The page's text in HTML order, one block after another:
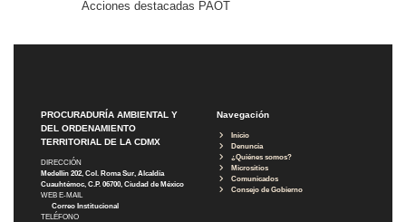
Acciones destacadas PAOT
PROCURADURÍA AMBIENTAL Y
DEL ORDENAMIENTO
TERRITORIAL DE LA CDMX
DIRECCIÓN
Medellín 202, Col. Roma Sur, Alcaldía
Cuauhtémoc, C.P. 06700, Ciudad de México
WEB E-MAIL
Correo Institucional
TELÉFONO
Navegación
Inicio
Denuncia
¿Quiénes somos?
Micrositios
Comunicados
Consejo de Gobierno